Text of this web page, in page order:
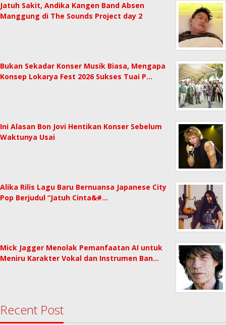
Jatuh Sakit, Andika Kangen Band Absen
Manggung di The Sounds Project day 2
Bukan Sekadar Konser Musik Biasa, Mengapa
Konsep Lokarya Fest 2026 Sukses Tuai P…
Ini Alasan Bon Jovi Hentikan Konser Sebelum
Waktunya Usai
Alika Rilis Lagu Baru Bernuansa Japanese City
Pop Berjudul “Jatuh Cinta&#…
Mick Jagger Menolak Pemanfaatan AI untuk
Meniru Karakter Vokal dan Instrumen Ban…
Recent Post